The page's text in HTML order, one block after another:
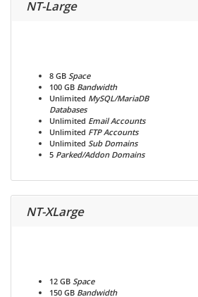
NT-Large
8 GB Space
100 GB Bandwidth
Unlimited MySQL/MariaDB
Databases
Unlimited Email Accounts
Unlimited FTP Accounts
Unlimited Sub Domains
5 Parked/Addon Domains
NT-XLarge
12 GB Space
150 GB Bandwidth